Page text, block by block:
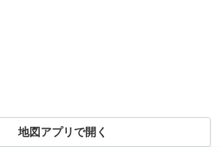
地図アプリで開く